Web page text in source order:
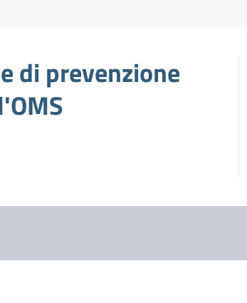
di prevenzione